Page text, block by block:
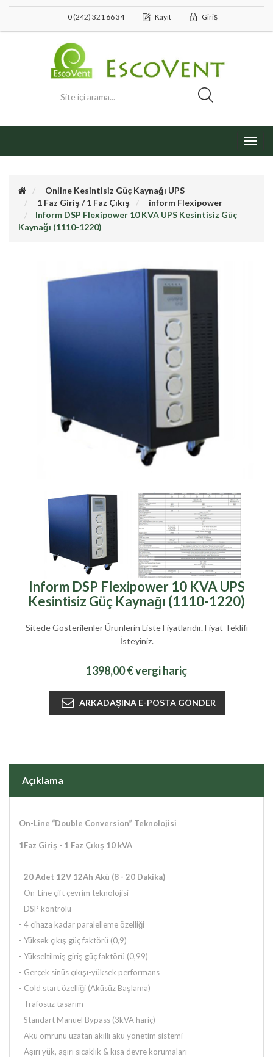
0 (242) 321 66 34 Kayıt Giriş
Online Kesintisiz Güç Kaynağı UPS
1 Faz Giriş / 1 Faz Çıkış
inform Flexipower
Inform DSP Flexipower 10 KVA UPS Kesintisiz Güç
Kaynağı (1110-1220)
Inform DSP Flexipower 10 KVA UPS
Kesintisiz Güç Kaynağı (1110-1220)
Sitede Gösterilenler Ürünlerin Liste Fiyatlarıdır. Fiyat Teklifi
İsteyiniz.
1398,00 € vergi hariç
Açıklama
On-Line “Double Conversion” Teknolojisi
1Faz Giriş - 1 Faz Çıkış 10 kVA
- 20 Adet 12V 12Ah Akü (8 - 20 Dakika)
- On-Line çift çevrim teknolojisi
- DSP kontrolü
- 4 cihaza kadar paralelleme özelliği
- Yüksek çıkış güç faktörü (0,9)
- Yükseltilmiş giriş güç faktörü (0,99)
- Gerçek sinüs çıkışı-yüksek performans
- Cold start özelliği (Aküsüz Başlama)
- Trafosuz tasarım
- Standart Manuel Bypass (3kVA hariç)
- Akü ömrünü uzatan akıllı akü yönetim sistemi
- Aşırı yük, aşırı sıcaklık & kısa devre korumaları